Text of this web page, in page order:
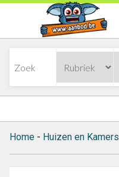
Home - Huizen en Kamers